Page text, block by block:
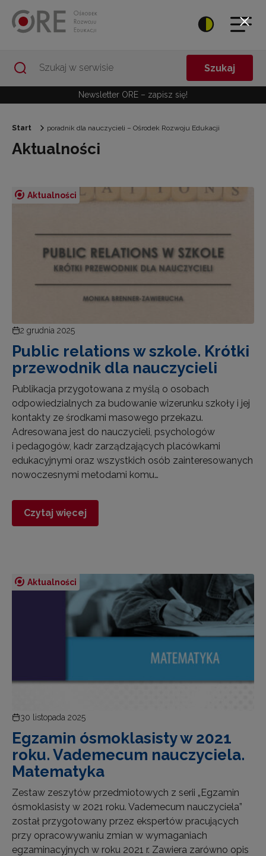
Szukaj
Newsletter ORE – zapisz się!
Start poradnik dla nauczycieli – Ośrodek Rozwoju Edukacji
Aktualności
Aktualności
2 grudnia 2025
Public relations w szkole. Krótki
przewodnik dla nauczycieli
Publikacja przygotowana z myślą o osobach
odpowiedzialnych za budowanie wizerunku szkoły i jej
kontakty ze środkami masowego przekazu.
Adresowana jest do nauczycieli, psychologów
i pedagogów, kadr zarządzających placówkami
edukacyjnymi oraz wszystkich osób zainteresowanych
nowoczesnymi metodami komu…
Czytaj więcej
Aktualności
30 listopada 2025
Egzamin ósmoklasisty w 2021
roku. Vademecum nauczyciela.
Matematyka
Zestaw zeszytów przedmiotowych z serii „Egzamin
ósmoklasisty w 2021 roku. Vademecum nauczyciela”
został przygotowany przez ekspertów pracujących
przy opracowywaniu zmian w wymaganiach
egzaminacyjnych w roku 2021 r. Zawiera zarówno opis